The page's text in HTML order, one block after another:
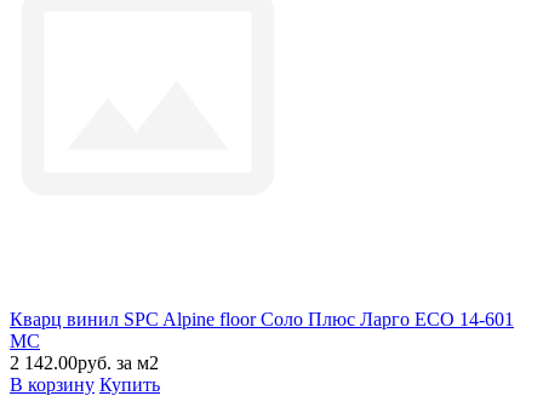
Кварц винил SPC Alpine floor Соло Плюс Ларго ЕСО 14-601
MC
2 142.00руб. за м2
В корзину Купить